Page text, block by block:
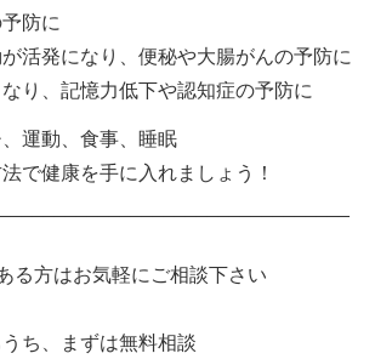
防に
が活発になり、便秘や大腸がんの予防に
なり、記憶力低下や認知症の予防に
運動、食事、睡眠
で健康を手に入れましょう！
る方はお気軽にご相談下さい
ち、まずは無料相談